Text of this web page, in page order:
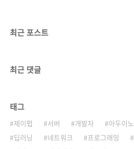
최근 포스트
최근 댓글
태그
제이펍 서버 개발자 아두이노
딥러닝
네트워크 프로그래밍